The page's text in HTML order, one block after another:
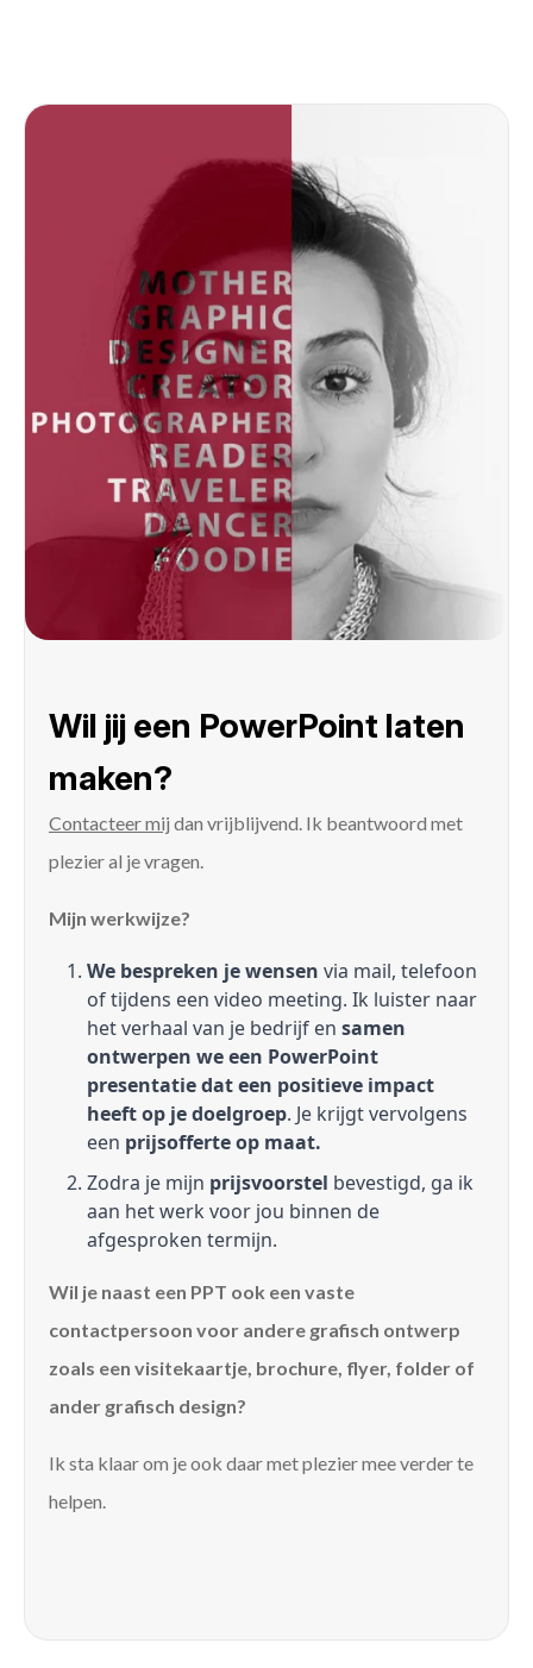
Wil jij een PowerPoint laten
maken?
Contacteer mij dan vrijblijvend. Ik beantwoord met
plezier al je vragen.
Mijn werkwijze?
We bespreken je wensen via mail, telefoon
of tijdens een video meeting. Ik luister naar
het verhaal van je bedrijf en samen
ontwerpen we een PowerPoint
presentatie dat een positieve impact
heeft op je doelgroep. Je krijgt vervolgens
een prijsofferte op maat.
Zodra je mijn prijsvoorstel bevestigd, ga ik
aan het werk voor jou binnen de
afgesproken termijn.
Wil je naast een PPT ook een vaste
contactpersoon voor andere grafisch ontwerp
zoals een visitekaartje, brochure, flyer, folder of
ander grafisch design?
Ik sta klaar om je ook daar met plezier mee verder te
helpen.